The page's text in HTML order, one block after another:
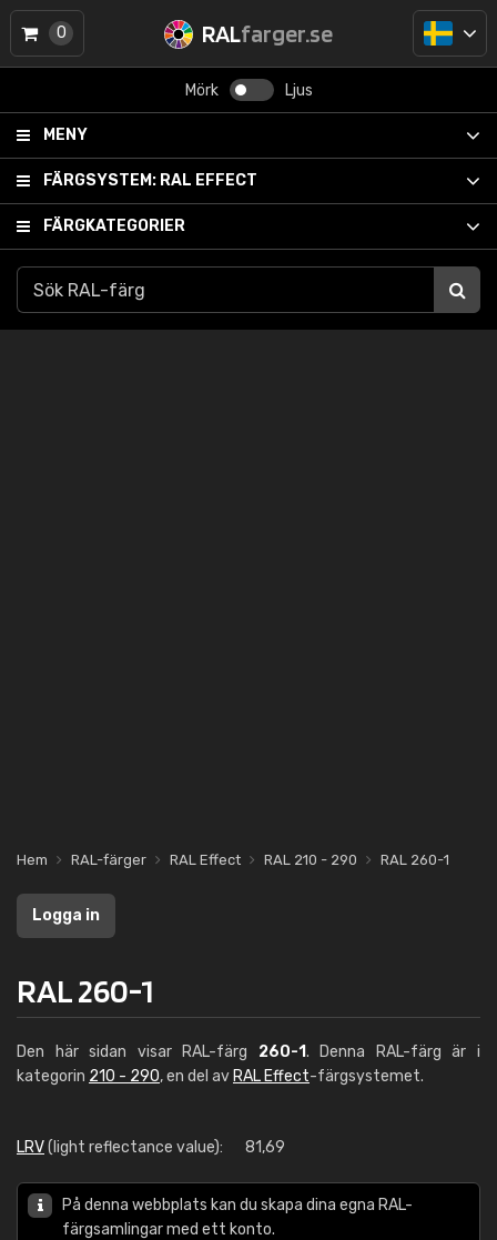
RALfarger.se
Mörk Ljus
MENY
FÄRGSYSTEM: RAL EFFECT
FÄRGKATEGORIER
0
Hem RAL-färger RAL Effect RAL 210 - 290 RAL 260-1
Logga in
RAL 260-1
Den här sidan visar RAL-färg 260-1. Denna RAL-färg är i
kategorin 210 - 290, en del av RAL Effect-färgsystemet.
LRV(light reflectance value): 81,69
På denna webbplats kan du skapa dina egna RAL-
färgsamlingar med ett konto.